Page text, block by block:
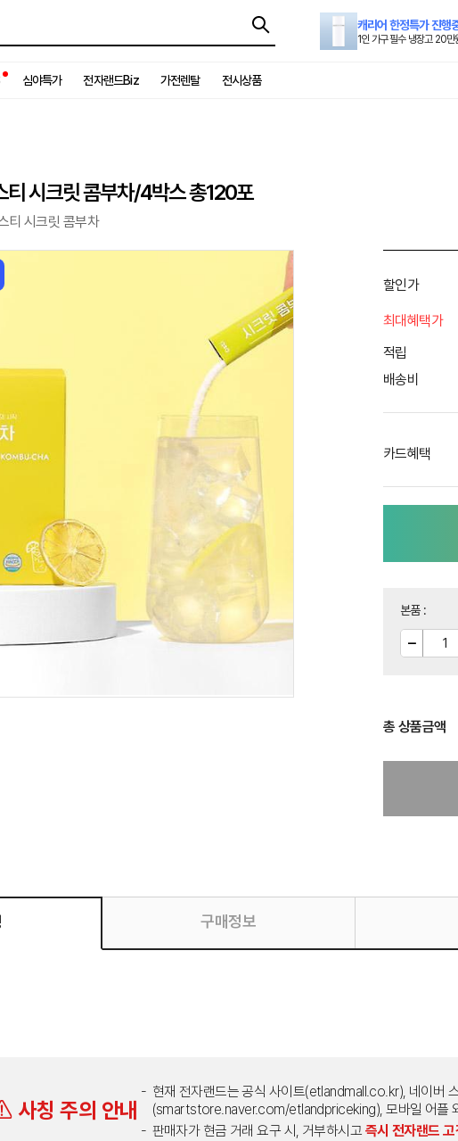
캐리어 한정특가 진행
1인 가구 필수 냉장고 20만
심야특가 전자랜드Biz 가전렌탈 전시상품
티 시크릿 콤부차/4박스 총120포
티 시크릿 콤부차
할인가
최대혜택가
적립
배송비
카드혜택
본품:
총 상품금액
구매정보
사칭 주의 안내
현재 전자랜드는 공식 사이트(etlandmall.co.kr), 네이버
(smartstore.naver.com/etlandpriceking), 모바일 어플
판매자가 현금 거래 요구 시, 거부하시고 즉시 전자랜드